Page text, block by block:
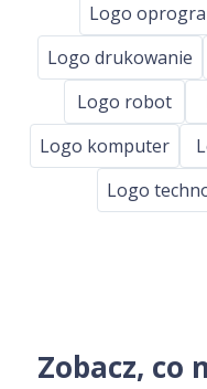
Logo
Logo drukowanie
Logo robot
Logo komputer
Logo
Zobacz, co